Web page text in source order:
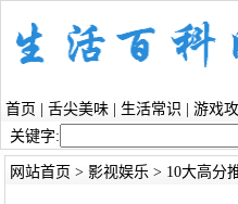
首页 舌尖美味 生活常识 游戏
关键字:
网站首页 > 影视娱乐 > 10大高分